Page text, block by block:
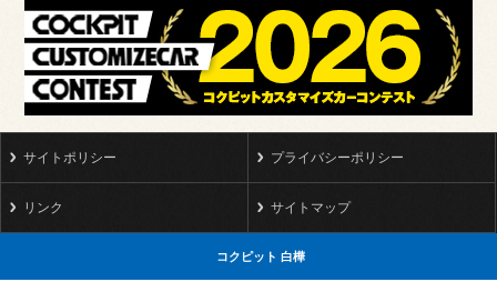
サイトポリシー プライバシーポリシー
リンク サイトマップ
コクピット 白樺